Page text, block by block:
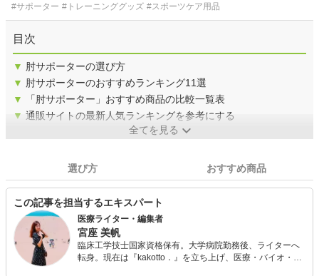
#サポーター #トレーニンググッズ #スポーツケア用品
目次
▼ 肘サポーターの選び方
▼ 肘サポーターのおすすめランキング11選
▼
「肘サポーター」おすすめ商品の比較一覧表
▼ 通販サイトの最新人気ランキングを参考にする
全てを見る
選び方 おすすめ商品
この記事を担当するエキスパート
医療ライター・編集者
宮座 美帆
臨床工学技士国家資格保有。大学病院勤務後、ライターへ
転身。現在は『kakotto．』を立ち上げ、医療・バイオ・ヘ